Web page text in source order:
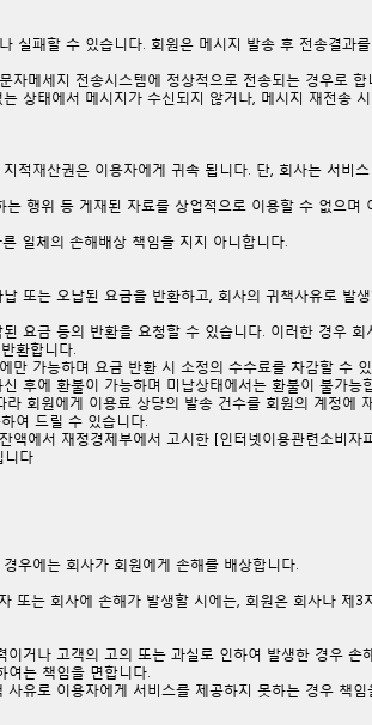
실패할 수 있습니다. 회원은 메시지 발송 후 전송결과
자메세지 전송시스템에 정상적으로 전송되는 경우로 합
상태에서 메시지가 수신되지 않거나, 메시지 재전송
적재산권은 이용자에게 귀속 됩니다. 단, 회사는 서비
행위 등 게재된 자료를 상업적으로 이용할 수 없으
일체의 손해배상 책임을 지지 아니합니다.
또는 오납된 요금을 반환하고, 회사의 귀책사유로 발
요금 등의 반환을 요청할 수 있습니다. 이러한 경우
환합니다.
만 가능하며 요금 반환 시 소정의 수수료를 차감할 수
후에 환불이 가능하며 미납상태에서는 환불이 불가능
회원에게 이용료 상당의 발송 건수를 회원의 계정에
여 드릴 수 있습니다.
에서 재정경제부에서 고시한 [인터넷이용관련소비자
니다
우에는 회사가 회원에게 손해를 배상합니다.
또는 회사에 손해가 발생할 시에는, 회원은 회사나 제3
거나 고객의 고의 또는 과실로 인하여 발생한 경우 손
여는 책임을 면합니다.
유로 이용자에게 서비스를 제공하지 못하는 경우 책임